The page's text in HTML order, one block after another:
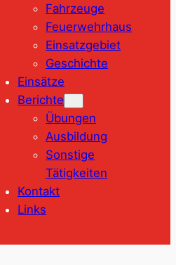
Fahrzeuge
Feuerwehrhaus
Einsatzgebiet
Geschichte
Einsätze
Berichte
Übungen
Ausbildung
Sonstige
Tätigkeiten
Kontakt
Links